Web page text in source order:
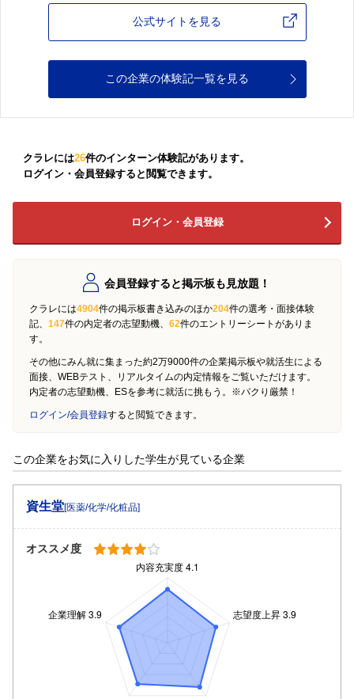
公式サイトを見る
この企業の体験記一覧を見る
クラレには26件のインターン体験記があります。
ログイン・会員登録すると閲覧できます。
ログイン・会員登録
会員登録すると掲示板も見放題！
クラレには4904件の掲示板書き込みのほか204件の選考・面接体験
記、 147件の内定者の志望動機、 62件のエントリーシートがありま
す。
その他にみん就に集まった約2万9000件の企業掲示板や就活生による
面接、WEBテスト、リアルタイムの内定情報をご覧いただけます。
内定者の志望動機、ESを参考に就活に挑もう。※パクり厳禁！
ログイン/会員登録すると閲覧できます。
この企業をお気に入りした学生が見ている企業
資生堂[医薬/化学/化粧品]
オススメ度